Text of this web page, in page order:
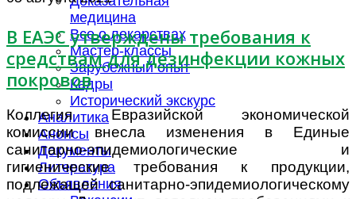
медицина
Все о лекарствах
Мастер-классы
Зарубежный опыт
Кадры
Исторический экскурс
Аналитика
Анонсы
Документы
Литература
Объявления
В ЕАЭС утверждены требования к
средствам для дезинфекции кожных
покровов
Коллегия Евразийской экономической
комиссии внесла изменения в Единые
санитарно-эпидемиологические и
гигиенические требования к продукции,
подлежащей санитарно-эпидемиологическому